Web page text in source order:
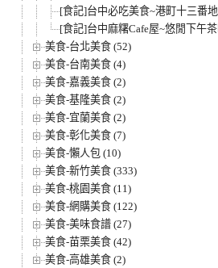
[食記]台中必吃美食~港町十三番
[食記]台中麻糬Cafe屋~悠閒下午
美食-台北美食 (52)
美食-台南美食 (4)
美食-嘉義美食 (2)
美食-基隆美食 (2)
美食-宜蘭美食 (2)
美食-彰化美食 (7)
美食-懶人包 (10)
美食-新竹美食 (333)
美食-桃園美食 (11)
美食-網購美食 (122)
美食-美味食譜 (27)
美食-苗栗美食 (42)
美食-高雄美食 (2)